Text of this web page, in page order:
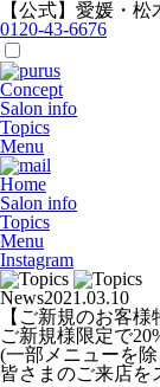
【公式】愛媛・
0120-43-6676
Concept
Salon info
Topics
Menu
Home
Salon info
Topics
Menu
Instagram
News2021.03.10
【ご新規のお客様
ご新規様限定で
(一部メニューを
皆さまのご来店を